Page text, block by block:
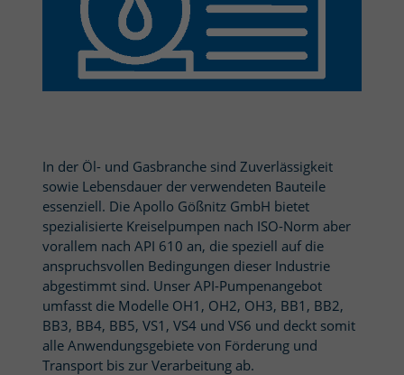
In der Öl- und Gasbranche sind Zuverlässigkeit
sowie Lebensdauer der verwendeten Bauteile
essenziell. Die Apollo Gößnitz GmbH bietet
spezialisierte Kreiselpumpen nach ISO-Norm aber
vorallem nach API 610 an, die speziell auf die
anspruchsvollen Bedingungen dieser Industrie
abgestimmt sind. Unser API-Pumpenangebot
umfasst die Modelle OH1, OH2, OH3, BB1, BB2,
BB3, BB4, BB5, VS1, VS4 und VS6 und deckt somit
alle Anwendungsgebiete von Förderung und
Transport bis zur Verarbeitung ab.